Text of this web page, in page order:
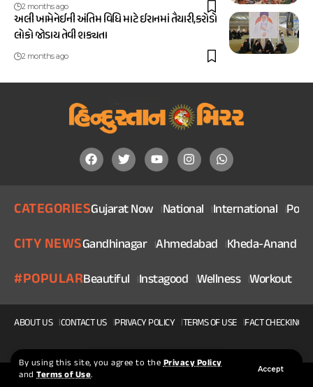
By using this site, you agree to thePrivacy Policy
andTerms of Use. Accept
2 months ago
અલી ખામેનેઈની અંતિમ વિધિ માટે ઈરાનમાં તૈયારી,કરોડો
લોકો જોડાય તેવી શક્યતા
2 months ago
CATEGORIESGujarat Now National International
CITY NEWSGandhinagar Ahmedabad Kheda-Anand
#POPULARBeautiful Instagood Wellness Workout
ABOUT US CONTACT US PRIVACY POLICY TERMS OF USE FACT CHECKING
© 2025, Copyright Hindustan Mirror | Made With ❤ By Squidteck